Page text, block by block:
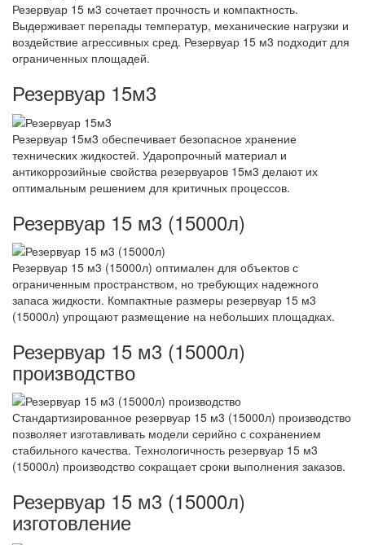
Резервуар 15 м3 сочетает прочность и компактность.
Выдерживает перепады температур, механические нагрузки и
воздействие агрессивных сред. Резервуар 15 м3 подходит для
ограниченных площадей.
Резервуар 15м3
Резервуар 15м3 обеспечивает безопасное хранение
технических жидкостей. Ударопрочный материал и
антикоррозийные свойства резервуаров 15м3 делают их
оптимальным решением для критичных процессов.
Резервуар 15 м3 (15000л)
Резервуар 15 м3 (15000л) оптимален для объектов с
ограниченным пространством, но требующих надежного
запаса жидкости. Компактные размеры резервуар 15 м3
(15000л) упрощают размещение на небольших площадках.
Резервуар 15 м3 (15000л)
производство
Стандартизированное резервуар 15 м3 (15000л) производство
позволяет изготавливать модели серийно с сохранением
стабильного качества. Технологичность резервуар 15 м3
(15000л) производство сокращает сроки выполнения заказов.
Резервуар 15 м3 (15000л)
изготовление